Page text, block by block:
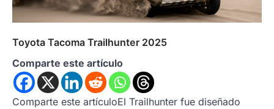
Toyota Tacoma Trailhunter 2025
Comparte este artículo
Comparte este artículoEl Trailhunter fue diseñado